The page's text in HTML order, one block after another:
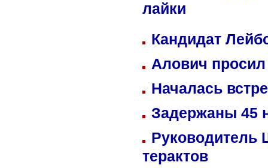
лайки
Кандидат
Алович просил
Началась
Задержаны 45
Руководитель
терактов